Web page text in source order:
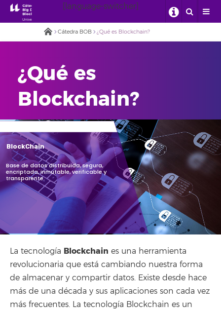
[language-switcher]
Cátedra BOB ¿Qué es Blockchain?
¿Qué es
Blockchain?
BlockChain
Base de datos distribuida, segura,
encriptada, inmutable, verificable y
transparente.
La tecnología Blockchain es una herramienta
revolucionaria que está cambiando nuestra forma
de almacenar y compartir datos. Existe desde hace
más de una década y sus aplicaciones son cada vez
más frecuentes. La tecnología Blockchain es un